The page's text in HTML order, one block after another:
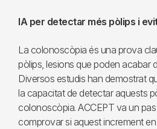
IA per detectar més pòlips i
La colonoscòpia és una prova
pòlips, lesions que poden acabar
Diversos estudis han demostrat
la capacitat de detectar aquests
colonoscòpia. ACCEPT va un
comprovar si aquest increment